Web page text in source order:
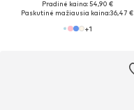
Pradinė kaina: 54,90 €
Paskutinė mažiausia kaina:36,47 €
+1